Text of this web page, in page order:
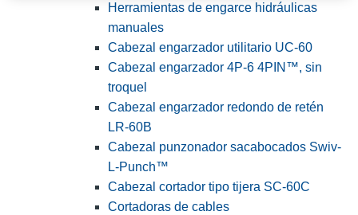
Herramientas de engarce hidráulicas
manuales
Cabezal engarzador utilitario UC-60
Cabezal engarzador 4P-6 4PIN™, sin
troquel
Cabezal engarzador redondo de retén
LR-60B
Cabezal punzonador sacabocados Swiv-
L-Punch™
Cabezal cortador tipo tijera SC-60C
Cortadoras de cables